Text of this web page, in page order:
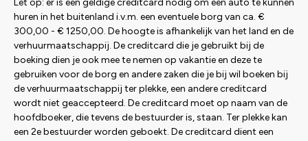
Let op: er is een geldige creditcard nodig om een auto te kunnen
huren in het buitenland i.v.m. een eventuele borg van ca. €
300,00 - € 1250,00. De hoogte is afhankelijk van het land en de
verhuurmaatschappij. De creditcard die je gebruikt bij de
boeking dien je ook mee te nemen op vakantie en deze te
gebruiken voor de borg en andere zaken die je bij wil boeken bij
de verhuurmaatschappij ter plekke, een andere creditcard
wordt niet geaccepteerd. De creditcard moet op naam van de
hoofdboeker, die tevens de bestuurder is, staan. Ter plekke kan
een 2e bestuurder worden geboekt. De creditcard dient een